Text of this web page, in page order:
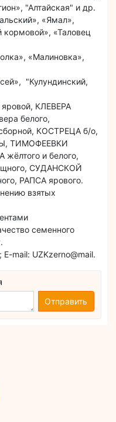
"Алтайская" и др.
«Ямал»,
кормовой», «Таловец
«Малиновка»,
"Кулундинский,
КЛЕВЕРА
белого,
КОСТРЕЦА б/о,
ТИМОФЕЕВКИ
и белого,
СУДАНСКОЙ
РАПСА ярового.
взятых
семенного
mail: UZKzerno@mail.
Отправить